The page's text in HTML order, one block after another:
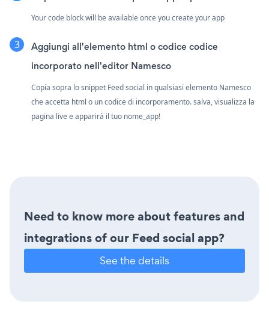
Your code block will be available once you create your app
Aggiungi all'elemento html o codice codice
incorporato nell'editor Namesco
Copia sopra lo snippet Feed social in qualsiasi elemento Namesco
che accetta html o un codice di incorporamento. salva, visualizza la
pagina live e apparirà il tuo nome_app!
Need to know more about features and
integrations of our Feed social app?
See the details